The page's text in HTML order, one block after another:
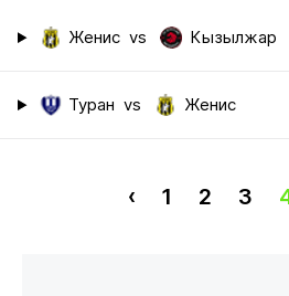
Женис vs Кызылжар
Туран vs Женис
‹ 1 2 3